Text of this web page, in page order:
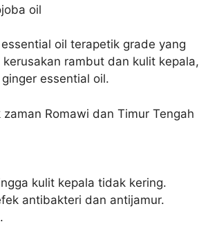
oil
oil terapetik grade yang
rambut dan kulit kepala,
essential oil.
Romawi dan Timur Tengah
kulit kepala tidak kering.
antibakteri dan antijamur.